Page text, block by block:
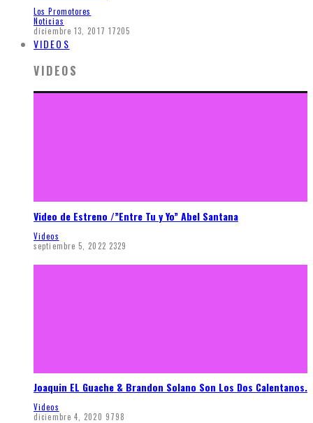
Los Promotores
Noticias
diciembre 13, 2017 17205
VIDEOS
VIDEOS
Video de Estreno /”Entre Tu y Yo” Abel Santana
Videos
septiembre 5, 2022 2329
Joaquin EL Guache & Brandon Solano Son Los Dos Calentanos.
Videos
diciembre 4, 2020 9798